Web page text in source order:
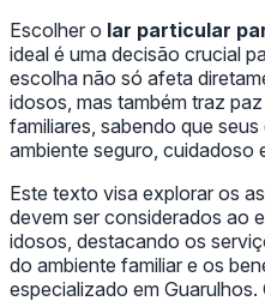
Escolher o lar particular
ideal é uma decisão crucial
escolha não só afeta
idosos, mas também traz
familiares, sabendo que
ambiente seguro, cuidadoso
Este texto visa explorar os
devem ser considerados ao
idosos, destacando os
do ambiente familiar e os
especializado em